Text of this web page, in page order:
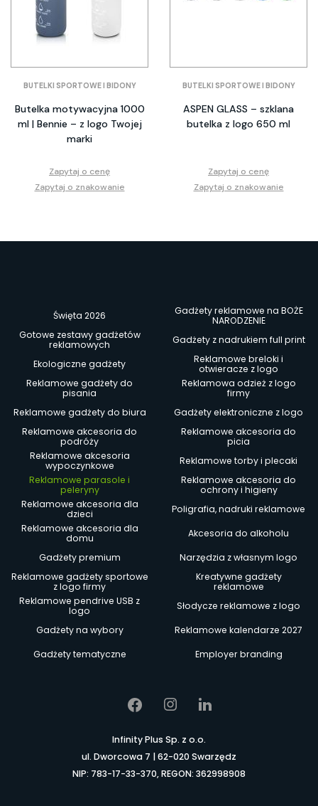
BUTELKI SPORTOWE I BIDONY
Butelka motywacyjna 1000
ml | Bennie – z logo Twojej
marki
Zapytaj o cenę
Zapytaj o znakowanie
BUTELKI SPORTOWE I BIDONY
ASPEN GLASS – szklana
butelka z logo 650 ml
Zapytaj o cenę
Zapytaj o znakowanie
Święta 2026
Gadżety reklamowe na BOŻE
NARODZENIE
Gotowe zestawy gadżetów
reklamowych
Gadżety z nadrukiem full print
Ekologiczne gadżety
Reklamowe breloki i
otwieracze z logo
Reklamowe gadżety do
pisania
Reklamowa odzież z logo
firmy
Reklamowe gadżety do biura
Gadżety elektroniczne z logo
Reklamowe akcesoria do
podróży
Reklamowe akcesoria do
picia
Reklamowe akcesoria
wypoczynkowe
Reklamowe torby i plecaki
Reklamowe parasole i
peleryny
Reklamowe akcesoria do
ochrony i higieny
Reklamowe akcesoria dla
dzieci
Poligrafia, nadruki reklamowe
Reklamowe akcesoria dla
domu
Akcesoria do alkoholu
Gadżety premium
Narzędzia z własnym logo
Reklamowe gadżety sportowe
z logo firmy
Kreatywne gadżety
reklamowe
Reklamowe pendrive USB z
logo
Słodycze reklamowe z logo
Gadżety na wybory
Reklamowe kalendarze 2027
Gadżety tematyczne
Employer branding
Infinity Plus Sp. z o.o.
ul. Dworcowa 7 | 62-020 Swarzędz
NIP: 783-17-33-370, REGON: 362998908